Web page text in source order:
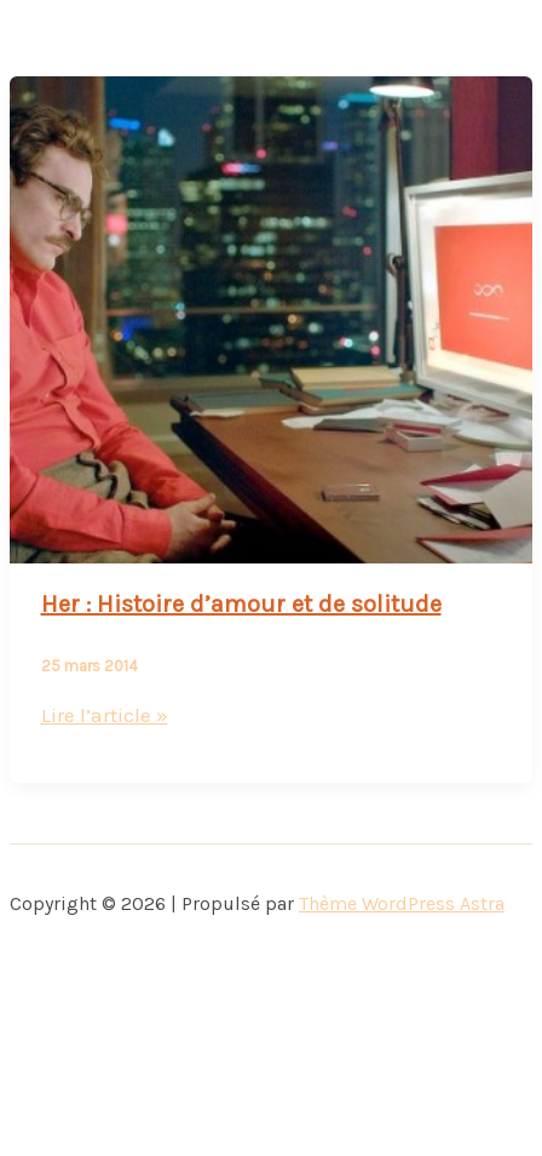
Her : Histoire d’amour et de solitude
25 mars 2014
Her
et
solitude
Lire l’article »
Copyright © 2026 | Propulsé par Thème WordPress Astra